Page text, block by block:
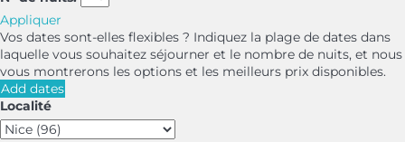
Appliquer
Vos dates sont-elles flexibles ? Indiquez la plage de dates dans
laquelle vous souhaitez séjourner et le nombre de nuits, et nous
vous montrerons les options et les meilleurs prix disponibles.
Add dates
Localité